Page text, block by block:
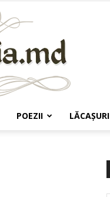
POEZII LĂCAŞURI